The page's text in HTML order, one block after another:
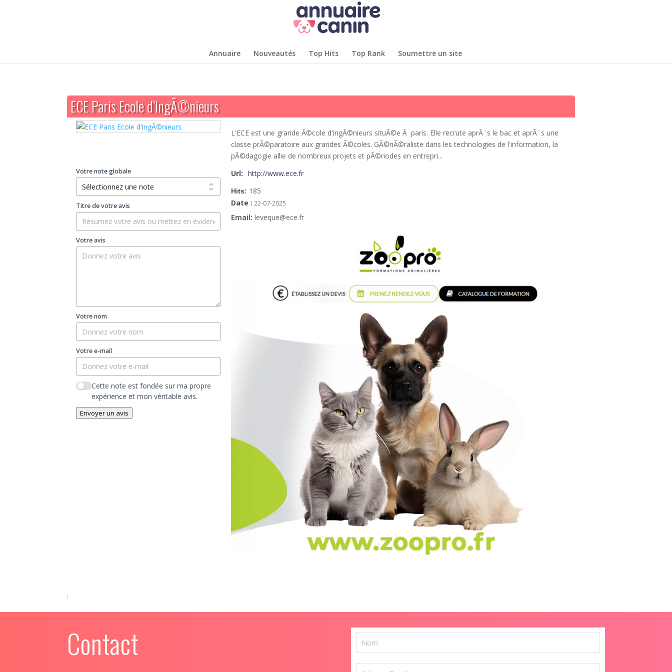
Annuaire Nouveautés Top Hits Top Rank Soumettre un site
ECE Paris Ecole d’IngÃ©nieurs
Votre note globale
Titre de votre avis
Votre avis
Votre nom
Votre e-mail
Cette note est fondée sur ma propre
expérience et mon véritable avis.
Envoyer un avis
L'ECE est une grande Ã©cole d'ingÃ©nieurs situÃ©e Ã paris. Elle recrute aprÃ¨s le bac et aprÃ¨s une
classe prÃ©paratoire aux grandes Ã©coles. GÃ©nÃ©raliste dans les technologies de l'information, la
pÃ©dagogie allie de nombreux projets et pÃ©riodes en entrepri...
Url:
http://www.ece.fr
Hits: 185
Date : 22-07-2025
Email: leveque@ece.fr
Contact